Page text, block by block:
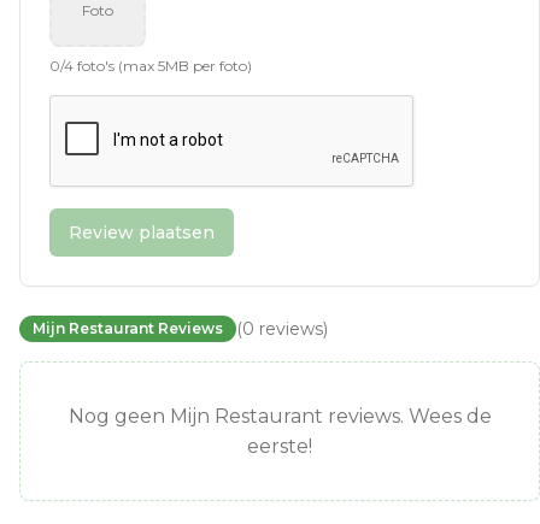
Foto
0/4 foto's (max 5MB per foto)
Review plaatsen
Mijn Restaurant Reviews (0 reviews)
Nog geen Mijn Restaurant reviews. Wees de
eerste!